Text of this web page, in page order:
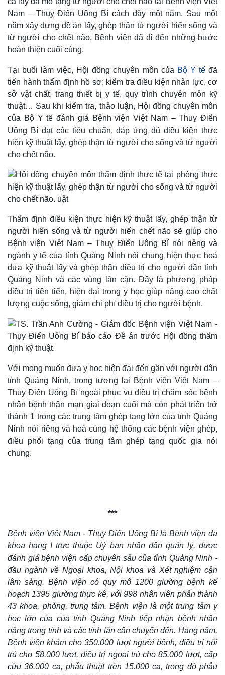
Bất động sản
Khởi nghiệp
Giá vàng
Tiêu dùng
Tỷ giá
Chứng khoán
Pháp luật
Vụ án
Tư vấn luật
Quân sự - Quốc phòng
Phân tích
Thể thao
Bóng đá
Lịch thi đấu bóng đá
Thế giới thể thao
eSports
Hậu trường
Ô tô - Xe máy
Ô tô
Xe máy
Tư vấn
Doanh nghiệp
Thông tin doanh nghiệp
Doanh nghiệp 24h
Doanh nhân
Vì cộng đồng
Công nghệ
Sành điệu
Tin Công nghệ
Trải nghiệm
Chuyển đổi số
Nam – Thuỵ Điển Uông Bí cách đây một năm. Sau một
năm xây dựng đề án lấy, ghép thận từ người hiến sống và
từ người cho chết não, Bệnh viện đã đi đến những bước
hoàn thiện cuối cùng.
Tại buổi làm việc, Hội đồng chuyên môn của Bộ Y tếđã
tiến hành thẩm định hồ sơ; kiểm tra điều kiện nhân lực, cơ
sở vật chất, trang thiết bị y tế, quy trình chuyên môn kỹ
thuật… Sau khi kiểm tra, thảo luận, Hội đồng chuyên môn
của Bộ Y tế đánh giá Bệnh viện Việt Nam – Thuỵ Điển
Uông Bíđạt các tiêu chuẩn, đáp ứng đủ điều kiện thực
hiện kỹ thuật lấy, ghép thận từ người cho sống và từ người
cho chết não.
Thẩm định điều kiện thực hiện kỹ thuật lấy, ghép thận từ
người hiến sống và từ người hiến chết não sẽ giúp cho
Bệnh viện Việt Nam – Thuỵ Điển Uông Bí nói riêng và
ngành y tế của tỉnh Quảng Ninh nói chung hiện thực hoá
đưa kỹ thuật lấy và ghép thận điều trị cho người dân tỉnh
Quảng Ninh và các vùng lân cận. Đây là phương pháp
điều trị tiên tiến, hiện đại trong y học giúp nâng cao chất
lượng cuộc sống, giảm chi phí điều trị cho người bệnh.
Với mong muốn đưa y học hiện đại đến gần với người dân
tỉnh Quảng Ninh, trong tương lai Bệnh viện Việt Nam –
Thuỵ Điển Uông Bí ngoài phục vụ điều trị chăm sóc bệnh
nhân bệnh thận mạn giai đoạn cuối mà còn phát triển trở
thành 1 trong các trung tâm ghép tạng lớn của tỉnh Quảng
Ninh nói riêng và hoà cùng hệ thống các bệnh viện ghép,
điều phối tạng của trung tâm ghép tạng quốc gia nói
chung.
***
Bệnh viện Việt Nam - Thụy Điển Uông Bílà Bệnh viện đa
khoa hạng I trực thuộc Uỷ ban nhân dân quản lý, được
đánh giá bệnh viện cấp chuyên sâucủatỉnh Quảng Ninh -
đầu ngành về Ngoại khoa, Nội khoa và Xét nghiệm cận
lâm sàng. Bệnh viện có quy mô 1200 giường bệnh kế
hoạch 1395 giường thực kê, với 998 nhân viên phân thành
43 khoa, phòng, trung tâm. Bệnh viện là một trung tâm y
học lớn của của tỉnh Quảng Ninh tiếp nhận bệnh nhân
nặng trong tỉnhvà các tỉnh lân cận chuyển đến. Hàng năm,
Bệnh viện khám cho 350.000 lượt người bệnh, điều trị nội
trú cho 58.000 lượt, điều trị ngoại trú cho 85.000 lượt, cấp
cứu 36.000 ca, phẫu thuật trên 15.000 ca, trong đó phẫu